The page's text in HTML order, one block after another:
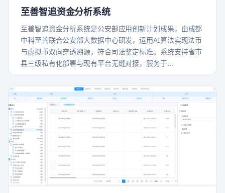
至善智追资金分析系统
至善智追资金分析系统是公安部应用创新计划成果，由成都
中科至善联合公安部大数据中心研发，运用AI算法实现法币
与虚拟币双向穿透溯源，符合司法鉴定标准。系统支持省市
县三级私有化部署与现有平台无缝对接，服务于...